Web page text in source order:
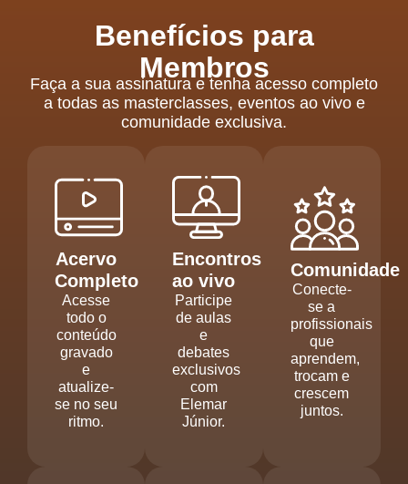
Benefícios para
Membros
Faça a sua assinatura e tenha acesso completo
a todas as masterclasses, eventos ao vivo e
comunidade exclusiva.
Acervo
Completo
Acesse
todo o
conteúdo
gravado
e
atualize-
se no seu
ritmo.
Encontros
ao vivo
Participe
de aulas
e
debates
exclusivos
com
Elemar
Júnior.
Comunidade
Conecte-
se a
profissionais
que
aprendem,
trocam e
crescem
juntos.